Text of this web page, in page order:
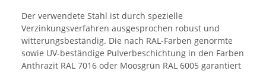
Der verwendete Stahl ist durch spezielle
Verzinkungsverfahren ausgesprochen robust und
witterungsbeständig. Die nach RAL-Farben genormte
sowie UV-beständige Pulverbeschichtung in den Farben
Anthrazit RAL 7016 oder Moosgrün RAL 6005 garantiert